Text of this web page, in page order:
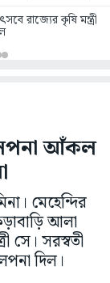
রাজ্যের কৃষি মন্ত্রী
আঁকল
মেহেন্দির
আলা
সে। সরস্বতী
দিল।